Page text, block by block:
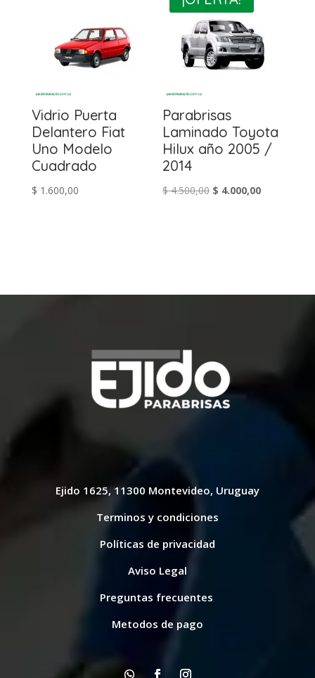
$ 5.300,00.
Vidrio Puerta
Delantero Fiat
Uno Modelo
Cuadrado
$ 1.600,00
Parabrisas
Laminado Toyota
Hilux año 2005 /
2014
$4.500,00 El
$ 4.000,00El
Ejido 1625, 11300 Montevideo, Uruguay
Terminos y condiciones
Políticas de privacidad
Aviso Legal
Preguntas frecuentes
Metodos de pago